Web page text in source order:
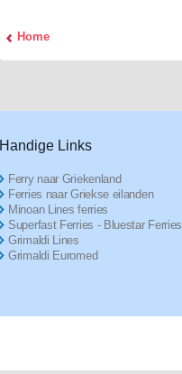
Home
Handige Links
Ferry naar Griekenland
Ferries naar Griekse eilanden
Minoan Lines ferries
Superfast Ferries - Bluestar Ferries
Grimaldi Lines
Grimaldi Euromed